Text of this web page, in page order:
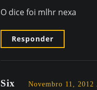
O dice foi mlhr nexa
Responder
Six Novembro 11,